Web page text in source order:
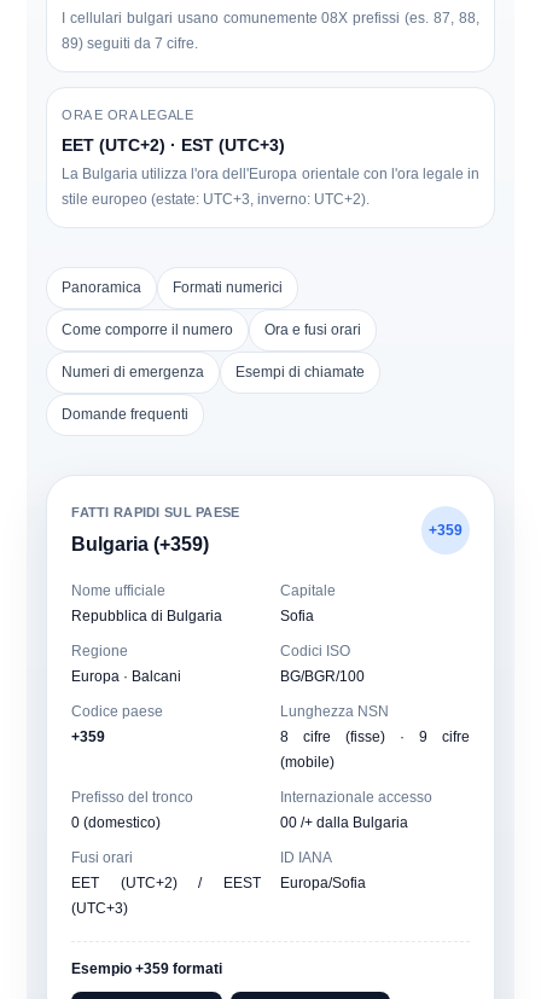
I cellulari bulgari usano comunemente08X prefissi (es. 87, 88,
89) seguiti da 7 cifre.
ORA E ORA LEGALE
EET (UTC+2) · EST (UTC+3)
La Bulgaria utilizza l'ora dell'Europa orientale con l'ora legale in
stile europeo (estate: UTC+3, inverno: UTC+2).
Panoramica Formati numerici
Come comporre il numero Ora e fusi orari
Numeri di emergenza Esempi di chiamate
Domande frequenti
FATTI RAPIDI SUL PAESE
Bulgaria (+359)
+359
Nome ufficiale
Repubblica di Bulgaria
Capitale
Sofia
Regione
Europa · Balcani
Codici ISO
BG/BGR/100
Codice paese
+359
Lunghezza NSN
8 cifre (fisse) · 9 cifre
(mobile)
Prefisso del tronco
0 (domestico)
Internazionale accesso
00 /+ dalla Bulgaria
Fusi orari
EET (UTC+2) / EEST
(UTC+3)
ID IANA
Europa/Sofia
Esempio +359 formati